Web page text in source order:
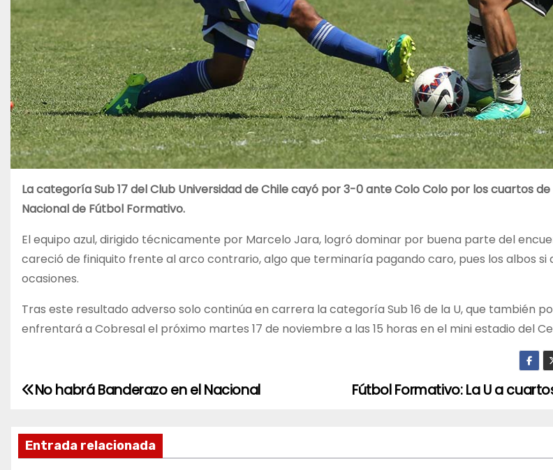
La categoría Sub 17 del Club Universidad de Chile cayó por 3-0 ante Colo Colo por los cuartos
Nacional de Fútbol Formativo.
El equipo azul, dirigido técnicamente por Marcelo Jara, logró dominar por buena parte del
careció de finiquito frente al arco contrario, algo que terminaría pagando caro, pues los albos si
ocasiones.
Tras este resultado adverso solo continúa en carrera la categoría Sub 16 de la U, que también
enfrentará a Cobresal el próximo martes 17 de noviembre a las 15 horas en el mini estadio del
N
v
Fútbol Formativo: La U a
No habrá Banderazo en el Nacional
Entrada relacionada